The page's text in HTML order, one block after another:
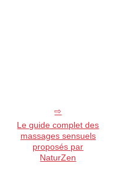
Le guide complet des
massages sensuels
proposés par
NaturZen